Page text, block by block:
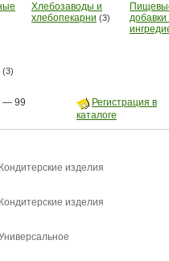
Хлебозаводы и
хлебопекарни (3)
добавки
(3)
— 99
Регистрация в
каталоге
Кондитерские изделия
Кондитерские изделия